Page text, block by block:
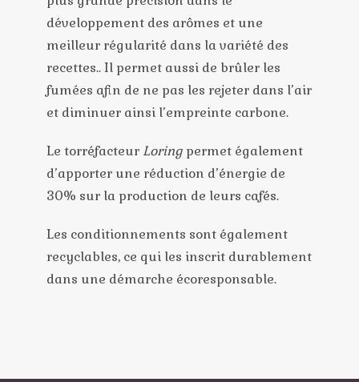
développement des arômes et une
meilleur régularité dans la variété des
recettes.. Il permet aussi de brûler les
fumées afin de ne pas les rejeter dans l’air
et diminuer ainsi l’empreinte carbone.
Le torréfacteur Loringpermet également
d’apporter une réduction d’énergie de
30% sur la production de leurs cafés.
Les conditionnements sont également
recyclables, ce qui les inscrit durablement
dans une démarche écoresponsable.